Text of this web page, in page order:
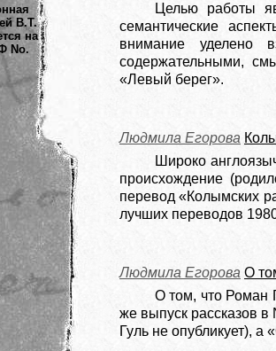
В.Т.
на
No.
Целью работы
семантические
внимание уделено
содержательными,
«Левый берег».
Людмила Егорова
Широко
происхождение
перевод «Колымских
лучших переводов
Людмила Егорова О
О том, что Роман
же выпуск рассказов в
Гуль не опубликует), а